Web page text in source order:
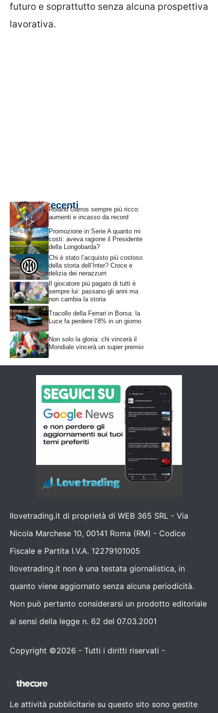
futuro e soprattutto senza alcuna prospettiva
lavorativa.
Articoli recentiRoland Garros sempre più ricco:
aumenti e incasso da record
Promozione in Serie A quanto mi
costi: aveva ragione il Presidente
della Longobarda?
Chi è stato l’acquisto più costoso
della storia dell’Inter? Croce e
delizia dei nerazzurri
Il giocatore più pagato di tutti è
sempre lui: passano gli anni ma
non cambia la storia
Tracollo della Ferrari in Borsa: la
Luce fa perdere l’8% in un giorno
Non solo la gloria: chi vincerà il
Mondiale vincerà un super premio
Ilovetrading.it di proprietà di WEB 365 SRL - Via
Nicola Marchese 10, 00141 Roma (RM) - Codice
Fiscale e Partita I.V.A. 12279101005
Ilovetrading.it non è una testata giornalistica, in
quanto viene aggiornato senza alcuna periodicità.
Non può pertanto considerarsi un prodotto editoriale
ai sensi della legge n. 62 del 07.03.2001
Copyright ©2026 - Tutti i diritti riservati -
Le attività pubblicitarie su questo sito sono gestite